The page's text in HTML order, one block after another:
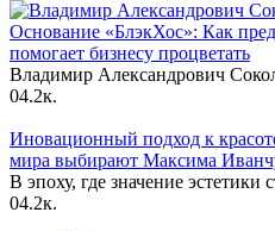
Основание «БлэкХос»: Как
помогает бизнесу процветать
Владимир Александрович
04.2к.
Иновационный подход к
мира выбирают Максима
В эпоху, где значение эстетики
04.2к.